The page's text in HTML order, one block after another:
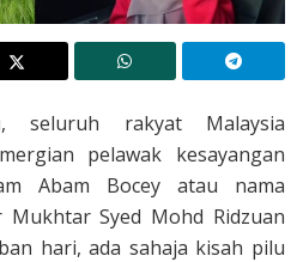
seluruh rakyat Malaysia
pelawak kesayangan
Abam Bocey atau nama
Mukhtar Syed Mohd Ridzuan
hari, ada sahaja kisah pilu